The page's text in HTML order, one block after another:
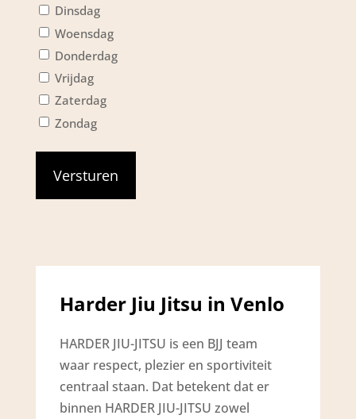
Dinsdag
Woensdag
Donderdag
Vrijdag
Zaterdag
Zondag
Harder Jiu Jitsu in Venlo
HARDER JIU-JITSU is een BJJ team
waar respect, plezier en sportiviteit
centraal staan. Dat betekent dat er
binnen HARDER JIU-JITSU zowel